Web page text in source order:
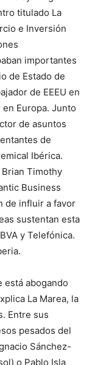
titulado La
e Inversión
importantes
de Estado de
de EEEU en
Europa. Junto
de asuntos
de
Ibérica.
Timothy
Business
de influir a favor
sustentan esta
y Telefónica.
está abogando
La Marea, la
Entre sus
pesados del
Sánchez-
o Pablo Isla